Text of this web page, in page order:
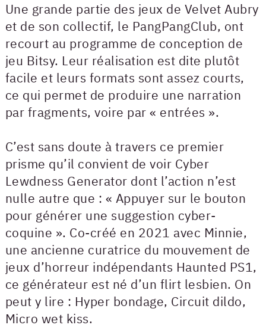
Une grande partie des jeux de Velvet Aubry
et de son collectif, le PangPangClub, ont
recourt au programme de conception de
jeu Bitsy. Leur réalisation est dite plutôt
facile et leurs formats sont assez courts,
ce qui permet de produire une narration
par fragments, voire par « entrées ».
C’est sans doute à travers ce premier
prisme qu’il convient de voir Cyber
Lewdness Generator dont l’action n’est
nulle autre que : « Appuyer sur le bouton
pour générer une suggestion cyber-
coquine ». Co-créé en 2021 avec Minnie,
une ancienne curatrice du mouvement de
jeux d’horreur indépendants Haunted PS1,
ce générateur est né d’un flirt lesbien. On
peut y lire : Hyper bondage, Circuit dildo,
Micro wet kiss.